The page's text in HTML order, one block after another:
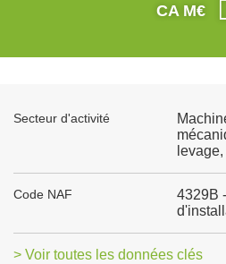
CA M€
Secteur d'activité
Code NAF
4329B
> Voir toutes les données clés